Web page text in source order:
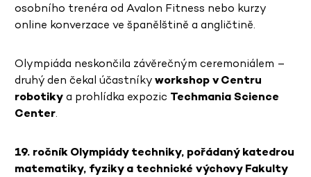
osobního trenéra od Avalon Fitness nebo kurzy
online konverzace ve španělštině a angličtině.
Olympiáda neskončila závěrečným ceremoniálem –
druhý den čekal účastníkyworkshop v Centru
robotikya prohlídka expozic Techmania Science
Center.
19. ročník Olympiády techniky, pořádaný katedrou
matematiky, fyziky a technické výchovy Fakulty